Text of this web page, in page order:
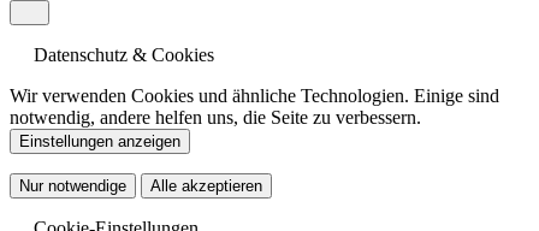
Datenschutz & Cookies
Wir verwenden Cookies und ähnliche Technologien. Einige sind
notwendig, andere helfen uns, die Seite zu verbessern.
Einstellungen anzeigen
Nur notwendige Alle akzeptieren